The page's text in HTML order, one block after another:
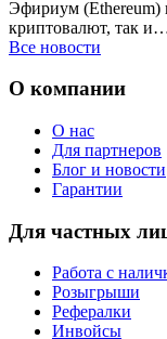
Эфириум (Ethereum)
криптовалют, так
Все новости
О компании
О нас
Для партнеров
Блог и новости
Гарантии
Для частных
Работа с
Розыгрыши
Рефералки
Инвойсы